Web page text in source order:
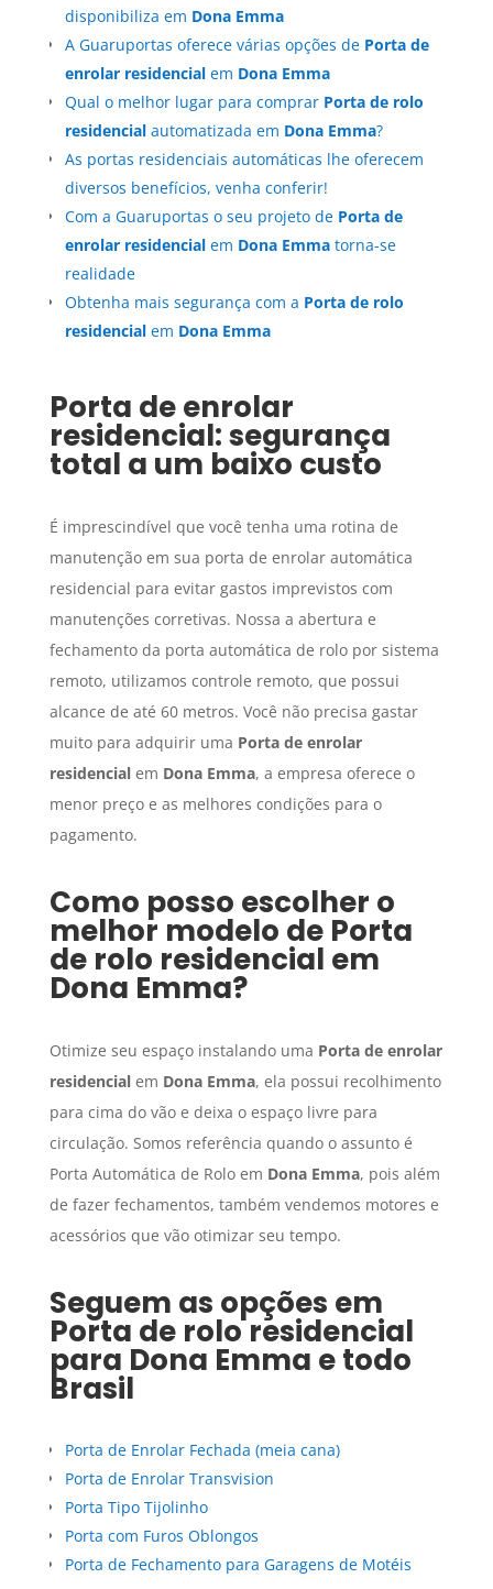
disponibiliza em Dona Emma
A Guaruportas oferece várias opções de Porta de
enrolar residencialem Dona Emma
Qual o melhor lugar para comprar Porta de rolo
residencialautomatizada em Dona Emma?
As portas residenciais automáticas lhe oferecem
diversos benefícios, venha conferir!
Com a Guaruportas o seu projeto de Porta de
enrolar residencialem Dona Emmatorna-se
realidade
Obtenha mais segurança com a Porta de rolo
residencialem Dona Emma
Porta de enrolar
residencial: segurança
total a um baixo custo
É imprescindível que você tenha uma rotina de
manutenção em sua porta de enrolar automática
residencial para evitar gastos imprevistos com
manutenções corretivas. Nossa a abertura e
fechamento da porta automática de rolo por sistema
remoto, utilizamos controle remoto, que possui
alcance de até 60 metros. Você não precisa gastar
muito para adquirir uma Porta de enrolar
residencialem Dona Emma, a empresa oferece o
menor preço e as melhores condições para o
pagamento.
Como posso escolher o
melhor modelo de Porta
de rolo residencial em
Dona Emma?
Otimize seu espaço instalando uma Porta de enrolar
residencialem Dona Emma, ela possui recolhimento
para cima do vão e deixa o espaço livre para
circulação. Somos referência quando o assunto é
Porta Automática de Rolo em Dona Emma, pois além
de fazer fechamentos, também vendemos motores e
acessórios que vão otimizar seu tempo.
Seguem as opções em
Porta de rolo residencial
para Dona Emma e todo
Brasil
Porta de Enrolar Fechada (meia cana)
Porta de Enrolar Transvision
Porta Tipo Tijolinho
Porta com Furos Oblongos
Porta de Fechamento para Garagens de Motéis